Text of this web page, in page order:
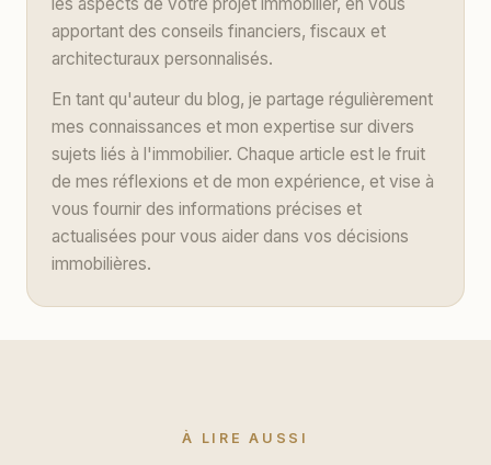
apportant des conseils financiers, fiscaux et
architecturaux personnalisés.
En tant qu'auteur du blog, je partage régulièrement
mes connaissances et mon expertise sur divers
sujets liés à l'immobilier. Chaque article est le fruit
de mes réflexions et de mon expérience, et vise à
vous fournir des informations précises et
actualisées pour vous aider dans vos décisions
immobilières.
À LIRE AUSSI